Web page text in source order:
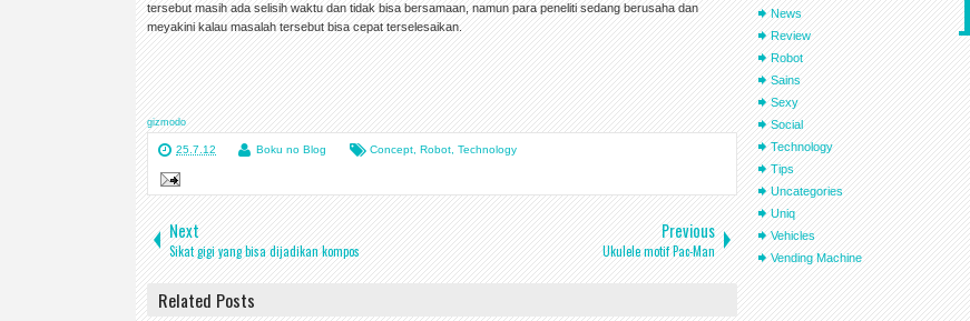
tersebut masih ada selisih waktu dan tidak bisa bersamaan, namun para peneliti sedang berusaha dan
meyakini kalau masalah tersebut bisa cepat terselesaikan.
gizmodo
25.7.12 Boku no Blog Concept Robot Technology
Next
Sikat gigi yang bisa dijadikan kompos
Previous
Ukulele motif Pac-Man
Related Posts
News
Review
Robot
Sains
Sexy
Social
Technology
Tips
Uncategories
Uniq
Vehicles
Vending Machine